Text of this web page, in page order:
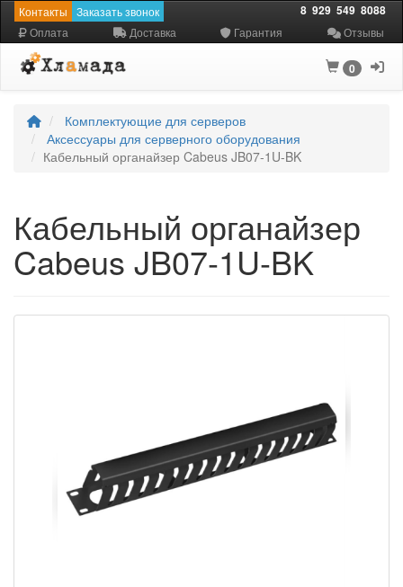
Контакты Заказать звонок 8 929 549 8088
Оплата Доставка Гарантия Отзывы
0
Комплектующие для серверов
Аксессуары для серверного оборудования
Кабельный органайзер Cabeus JB07-1U-BK
Кабельный органайзер
Cabeus JB07-1U-BK